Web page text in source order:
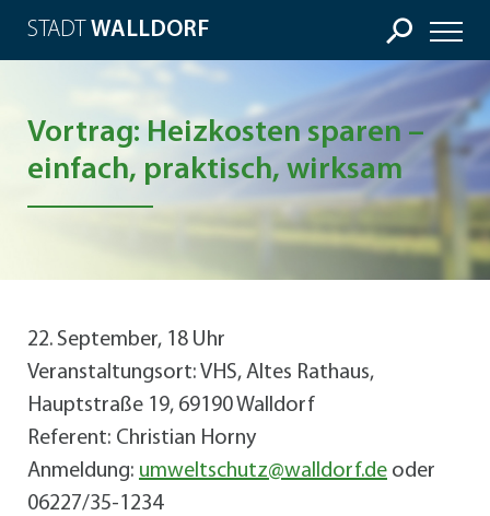
STADT WALLDORF
Vortrag: Heizkosten sparen –
einfach, praktisch, wirksam
22. September, 18 Uhr
Veranstaltungsort: VHS, Altes Rathaus,
Hauptstraße 19, 69190 Walldorf
Referent: Christian Horny
Anmeldung: umweltschutz@walldorf.de oder
06227/35-1234